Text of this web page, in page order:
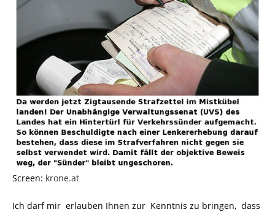
Screen: krone.at
Ich darf mir erlauben Ihnen zur Kenntnis zu bringen, dass